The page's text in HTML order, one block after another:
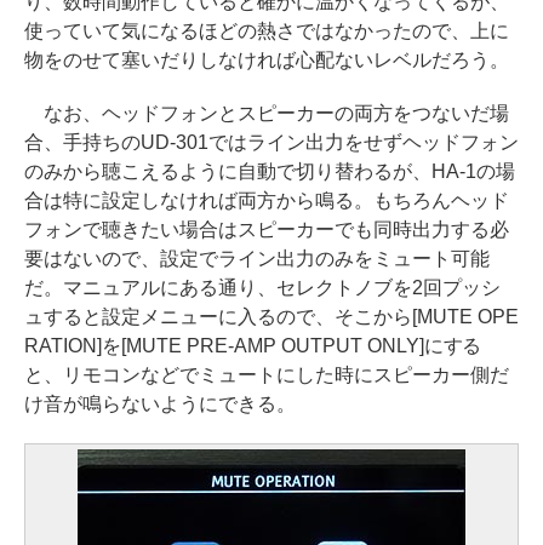
使っていて気になるほどの熱さではなかったので、上に
物をのせて塞いだりしなければ心配ないレベルだろう。
なお、ヘッドフォンとスピーカーの両方をつないだ場
合、手持ちのUD-301ではライン出力をせずヘッドフォン
のみから聴こえるように自動で切り替わるが、HA-1の場
合は特に設定しなければ両方から鳴る。もちろんヘッド
フォンで聴きたい場合はスピーカーでも同時出力する必
要はないので、設定でライン出力のみをミュート可能
だ。マニュアルにある通り、セレクトノブを2回プッシ
ュすると設定メニューに入るので、そこから[MUTE OPE
RATION]を[MUTE PRE-AMP OUTPUT ONLY]にする
と、リモコンなどでミュートにした時にスピーカー側だ
け音が鳴らないようにできる。